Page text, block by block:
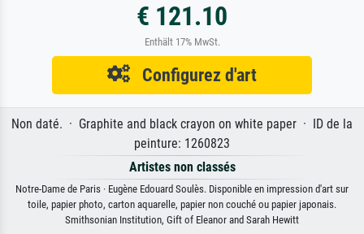
€ 121.10
Enthält 17% MwSt.
Configurez d'art
Non daté. · Graphite and black crayon on white paper · ID de la
peinture: 1260823
Artistes non classés
Notre-Dame de Paris · Eugène Edouard Soulès. Disponible en impression d'art sur
toile, papier photo, carton aquarelle, papier non couché ou papier japonais.
Smithsonian Institution, Gift of Eleanor and Sarah Hewitt